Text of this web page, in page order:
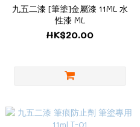
九五二漆 [筆塗]金屬漆 11ML 水
性漆 ML
HK$20.00